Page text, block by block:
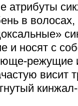
атрибуты
в
и носят с
режущие
висит